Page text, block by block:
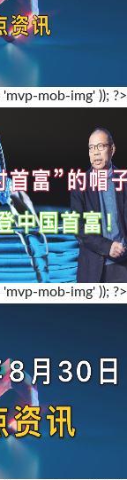
'mvp-mob-img' )); ?>
'mvp-mob-img' )); ?>